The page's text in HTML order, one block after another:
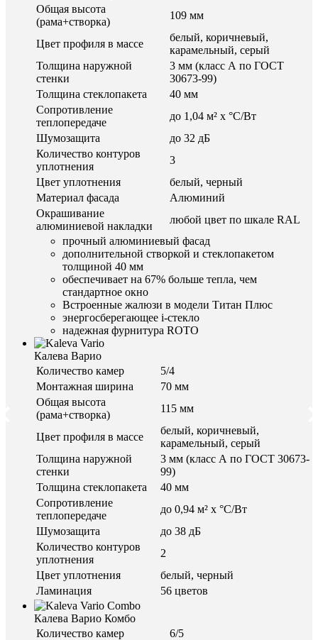
Общая высота
(рама+створка)
109 мм
Цвет профиля в массе
белый, коричневый,
карамельный, серый
Толщина наружной
стенки
3 мм (класс А по ГОСТ
30673-99)
Толщина стеклопакета
40 мм
Сопротивление
теплопередаче
до 1,04 м² х °С/Вт
Шумозащита
до 32 дБ
Количество контуров
уплотнения
3
Цвет уплотнения
белый, черный
Материал фасада
Алюминий
Окрашивание
алюминиевой накладки
любой цвет по шкале RAL
прочный алюминиевый фасад
дополнительной створкой и стеклопакетом
толщиной 40 мм
обеспечивает на 67% больше тепла, чем
стандартное окно
Встроенные жалюзи в модели Титан Плюс
энергосберегающее i-стекло
надежная фурнитура ROTO
Калева Варио
Количество камер
5/4
Монтажная ширина
70 мм
Общая высота
(рама+створка)
115 мм
Цвет профиля в массе
белый, коричневый,
карамельный, серый
Толщина наружной
стенки
3 мм (класс А по ГОСТ 30673-
99)
Толщина стеклопакета
40 мм
Сопротивление
теплопередаче
до 0,94 м² х °С/Вт
Шумозащита
до 38 дБ
Количество контуров
уплотнения
2
Цвет уплотнения
белый, черный
Ламинация
56 цветов
Калева Варио Комбо
Количество камер
6/5